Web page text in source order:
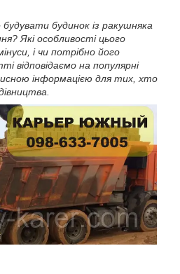
будинок із ракушняка
Які особливості цього
і чи потрібно його
відповідаємо на популярні
інформацією для тих, хто